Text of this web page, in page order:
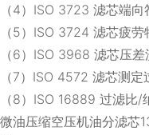
（4）ISO 3723 滤芯端向
（5）ISO 3724 滤芯疲劳
（6）ISO 3968 滤芯压
（7）ISO 4572 滤芯测
（8）ISO 16889 过滤比/
微油压缩空压机油分滤芯